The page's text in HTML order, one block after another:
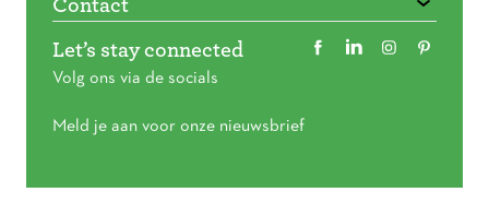
Contact
Let’s stay connected
Volg ons via de socials
Meld je aan voor onze nieuwsbrief